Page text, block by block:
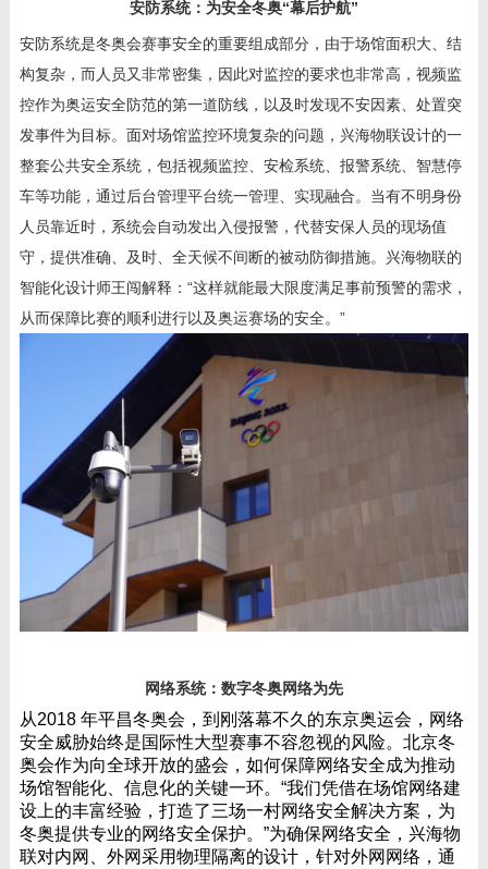
安防系统：为安全冬奥“幕后护航”
安防系统是冬奥会赛事安全的重要组成部分，由于场馆面积大、结
构复杂，而人员又非常密集，因此对监控的要求也非常高，视频监
控作为奥运安全防范的第一道防线，以及时发现不安因素、处置突
发事件为目标。面对场馆监控环境复杂的问题，兴海物联设计的一
整套公共安全系统，包括视频监控、安检系统、报警系统、智慧停
车等功能，通过后台管理平台统一管理、实现融合。当有不明身份
人员靠近时，系统会自动发出入侵报警，代替安保人员的现场值
守，提供准确、及时、全天候不间断的被动防御措施。兴海物联的
智能化设计师王闯解释：“这样就能最大限度满足事前预警的需求，
从而保障比赛的顺利进行以及奥运赛场的安全。”
网络系统：数字冬奥网络为先
从2018年平昌冬奥会，到刚落幕不久的东京奥运会，网络
安全威胁始终是国际性大型赛事不容忽视的风险。北京冬
奥会作为向全球开放的盛会，如何保障网络安全成为推动
场馆智能化、信息化的关键一环。“我们凭借在场馆网络建
设上的丰富经验，打造了三场一村网络安全解决方案，为
冬奥提供专业的网络安全保护。”为确保网络安全，兴海物
联对内网、外网采用物理隔离的设计，针对外网网络，通